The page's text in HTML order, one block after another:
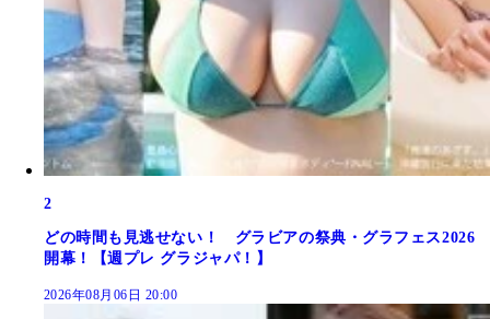
2
どの時間も見逃せない！ グラビアの祭典・グラフェス2026
開幕！【週プレ グラジャパ！】
2026年08月06日 20:00